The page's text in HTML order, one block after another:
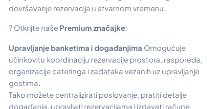
dovršavanje rezervacija u stvarnom vremenu.
? Otkrijte naše Premium značajke:
Upravljanje banketima i događanjima Omogućuje
učinkovitu koordinaciju rezervacije prostora, rasporeda,
organizacije cateringa i zadataka vezanih uz upravljanje
gostima
Tako možete centralizirati poslovanje, pratiti detalje
događanja, upravljati rezervacijama i izdavati račune.